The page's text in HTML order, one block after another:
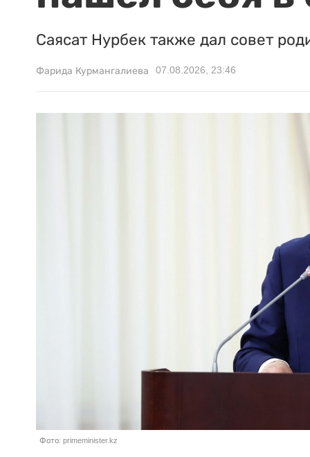
Саясат Нурбек также дал совет
Фарида Курмангалиева 07.08.2026, 23:46
Фото: primeminister.kz